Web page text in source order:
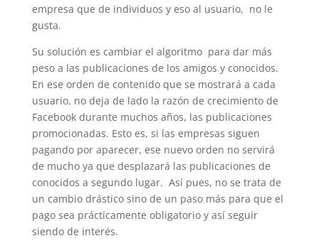
empresa que de individuos y eso al usuario, no le
gusta.
Su solución es cambiar el algoritmo para dar más
peso a las publicaciones de los amigos y conocidos.
En ese orden de contenido que se mostrará a cada
usuario, no deja de lado la razón de crecimiento de
Facebook durante muchos años, las publicaciones
promocionadas. Esto es, si las empresas siguen
pagando por aparecer, ese nuevo orden no servirá
de mucho ya que desplazará las publicaciones de
conocidos a segundo lugar. Así pues, no se trata de
un cambio drástico sino de un paso más para que el
pago sea prácticamente obligatorio y así seguir
siendo de interés.